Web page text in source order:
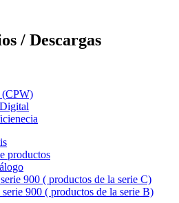
/ Descargas
(CPW)
productos
900 ( productos de la serie C)
900 ( productos de la serie B)